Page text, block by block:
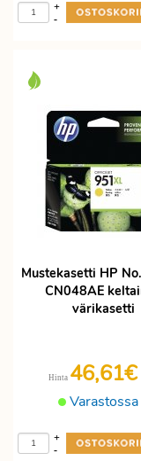
-
+
Mustekasetti HP
CN048AE
värikasetti
Varastossa
Hinta 46,61€
-
+